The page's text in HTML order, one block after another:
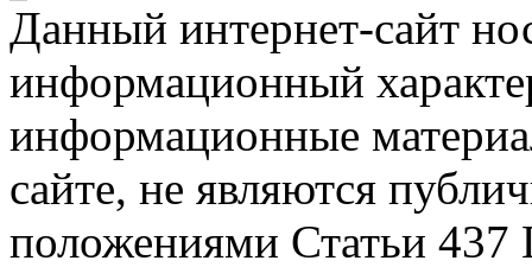
Данный интернет-сайт
информационный
информационные
сайте, не являются
положениями Статьи 437